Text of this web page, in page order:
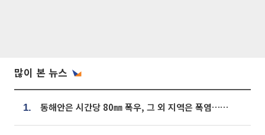
많이 본 뉴스
1. 동해안은 시간당 80㎜ 폭우, 그 외 지역은 폭염…‘극과 극 날씨’